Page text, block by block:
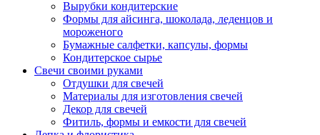
Вырубки кондитерские
Формы для айсинга, шоколада, леденцов и
мороженого
Бумажные салфетки, капсулы, формы
Кондитерское сырье
Свечи своими руками
Отдушки для свечей
Материалы для изготовления свечей
Декор для свечей
Фитиль, формы и емкости для свечей